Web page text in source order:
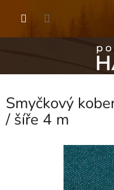
Smyčkový
/ šíře 4 m